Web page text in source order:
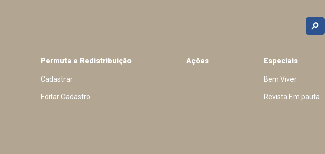
Permuta e Redistribuição
Cadastrar
Editar Cadastro
Ações Especiais
Bem Viver
Revista Em pauta